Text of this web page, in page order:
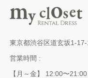
東京都渋谷区道玄坂1-
営業時間 :
【月～金】 12:00〜